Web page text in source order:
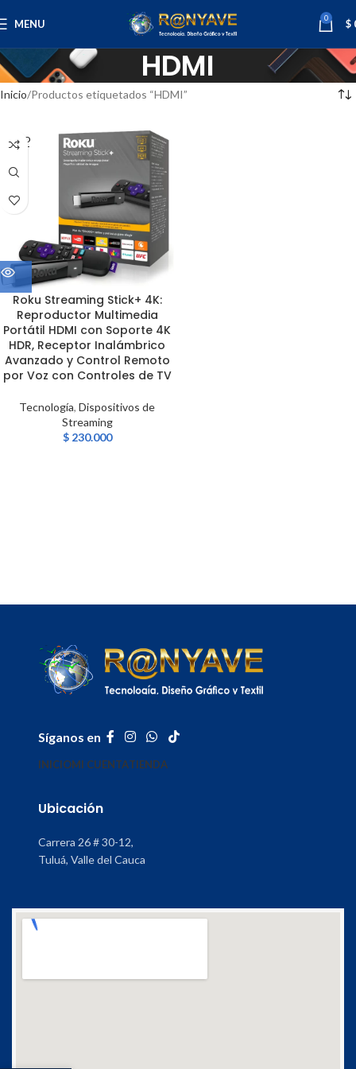
MENU 0 $
HDMI
Inicio Productos etiquetados “HDMI”
SOLD
OUT
Roku Streaming Stick+ 4K:
Reproductor Multimedia
Portátil HDMI con Soporte 4K
HDR, Receptor Inalámbrico
Avanzado y Control Remoto
por Voz con Controles de TV
Tecnología, Dispositivos de
Streaming
$230.000
Síganos en
INICIOMI CUENTATIENDA
Ubicación
Carrera 26 # 30-12,
Tuluá, Valle del Cauca